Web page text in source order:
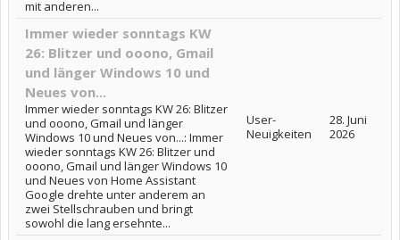
mit anderen...
Immer wieder sonntags KW
26: Blitzer und ooono, Gmail
und länger Windows 10 und
Neues von...
Immer wieder sonntags KW 26: Blitzer
und ooono, Gmail und länger
Windows 10 und Neues von...: Immer
wieder sonntags KW 26: Blitzer und
ooono, Gmail und länger Windows 10
und Neues von Home Assistant
Google drehte unter anderem an
zwei Stellschrauben und bringt
sowohl die lang ersehnte...
User-
Neuigkeiten
28. Juni
2026